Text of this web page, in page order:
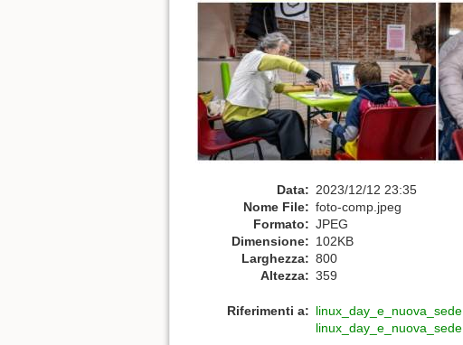
Data: 2023/12/12 23:35
Nome File: foto-comp.jpeg
Formato: JPEG
Dimensione: 102KB
Larghezza: 800
Altezza: 359
Riferimenti a: linux_day_e_nuova_sede
linux_day_e_nuova_sede